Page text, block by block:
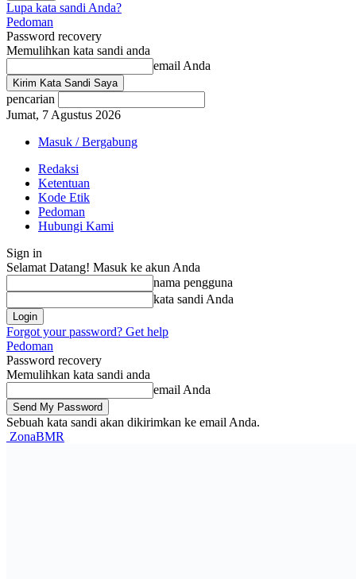
Lupa kata sandi Anda?
Pedoman
Password recovery
Memulihkan kata sandi anda
email Anda
pencarian
Jumat, 7 Agustus 2026
Masuk / Bergabung
Redaksi
Ketentuan
Kode Etik
Pedoman
Hubungi Kami
Sign in
Selamat Datang! Masuk ke akun Anda
nama pengguna
kata sandi Anda
Forgot your password? Get help
Pedoman
Password recovery
Memulihkan kata sandi anda
email Anda
Sebuah kata sandi akan dikirimkan ke email Anda.
ZonaBMR